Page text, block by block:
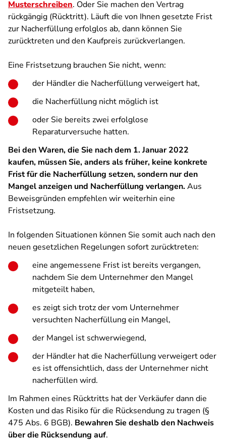
Musterschreiben. Oder Sie machen den Vertrag
rückgängig (Rücktritt). Läuft die von Ihnen gesetzte Frist
zur Nacherfüllung erfolglos ab, dann können Sie
zurücktreten und den Kaufpreis zurückverlangen.
Eine Fristsetzung brauchen Sie nicht, wenn:
der Händler die Nacherfüllung verweigert hat,
die Nacherfüllung nicht möglich ist
oder Sie bereits zwei erfolglose
Reparaturversuche hatten.
Bei den Waren, die Sie nach dem 1. Januar 2022
kaufen, müssen Sie, anders als früher, keine konkrete
Frist für die Nacherfüllung setzen, sondern nur den
Mangel anzeigen und Nacherfüllung verlangen.Aus
Beweisgründen empfehlen wir weiterhin eine
Fristsetzung.
In folgenden Situationen können Sie somit auch nach den
neuen gesetzlichen Regelungen sofort zurücktreten:
eine angemessene Frist ist bereits vergangen,
nachdem Sie dem Unternehmer den Mangel
mitgeteilt haben,
es zeigt sich trotz der vom Unternehmer
versuchten Nacherfüllung ein Mangel,
der Mangel ist schwerwiegend,
der Händler hat die Nacherfüllung verweigert oder
es ist offensichtlich, dass der Unternehmer nicht
nacherfüllen wird.
Im Rahmen eines Rücktritts hat der Verkäufer dann die
Kosten und das Risiko für die Rücksendung zu tragen (§
475 Abs. 6 BGB). Bewahren Sie deshalb den Nachweis
über die Rücksendung auf.